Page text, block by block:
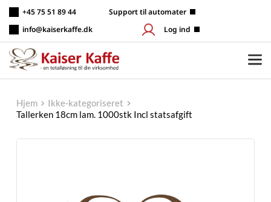
indhold
+45 75 51 89 44
info@kaiserkaffe.dk
Support til automater
Log ind
Hjem
Ikke-kategoriseret
Tallerken 18cm lam. 1000stk Incl statsafgift